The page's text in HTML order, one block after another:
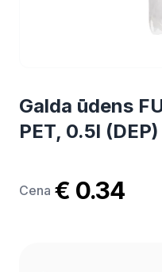
Galda ūdens
PET, 0.5l (DEP)
Cena € 0.34